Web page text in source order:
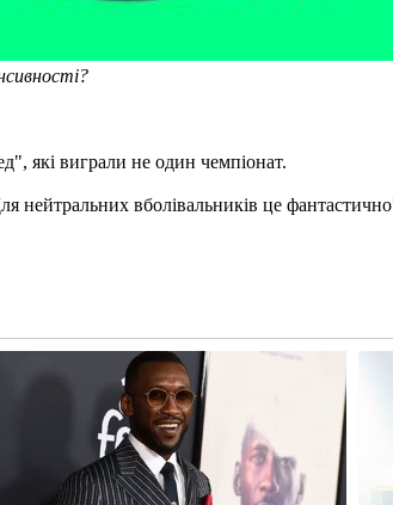
які виграли не один чемпіонат.
нейтральних вболівальників це